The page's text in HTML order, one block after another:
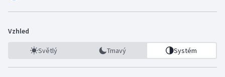
Vzhled
Světlý Tmavý Systém